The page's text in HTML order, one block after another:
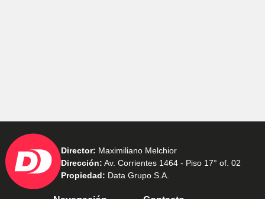
Director: Maximiliano Melchior
Dirección: Av. Corrientes 1464 - Piso 17° of. 02
Propiedad: Data Grupo S.A.